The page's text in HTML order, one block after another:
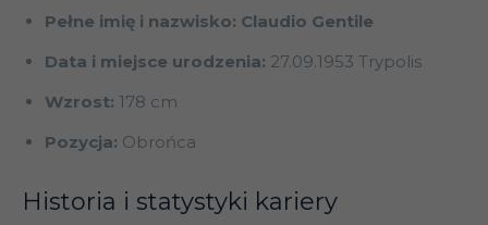
Pełne imię i nazwisko: Claudio Gentile
Data i miejsce urodzenia: 27.09.1953 Trypolis
Wzrost: 178 cm
Pozycja: Obrońca
Historia i statystyki kariery